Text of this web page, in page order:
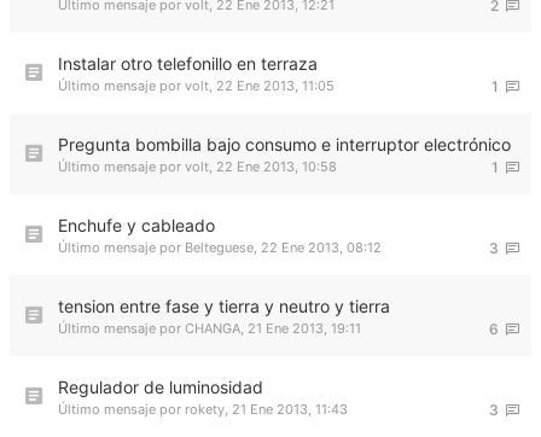
2
Último mensaje por volt, 22 Ene 2013, 12:21
Instalar otro telefonillo en terraza
1
Último mensaje por volt, 22 Ene 2013, 11:05
Pregunta bombilla bajo consumo e interruptor electrónico
1
Último mensaje por volt, 22 Ene 2013, 10:58
Enchufe y cableado
3
Último mensaje por Belteguese, 22 Ene 2013, 08:12
tension entre fase y tierra y neutro y tierra
6
Último mensaje por CHANGA, 21 Ene 2013, 19:11
Regulador de luminosidad
3
Último mensaje por rokety, 21 Ene 2013, 11:43